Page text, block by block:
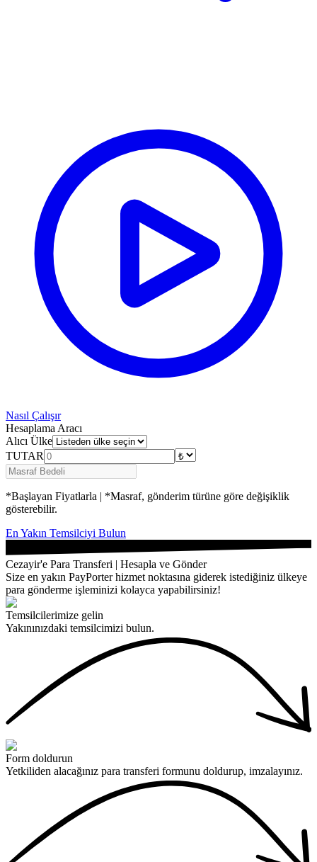
Nasıl Çalışır
Hesaplama Aracı
Alıcı Ülke
TUTAR
*Başlayan Fiyatlarla | *Masraf, gönderim türüne göre değişiklik
gösterebilir.
En Yakın Temsilciyi Bulun
Cezayir'e Para Transferi | Hesapla ve Gönder
Size en yakın PayPorter hizmet noktasına giderek istediğiniz ülkeye
para gönderme işleminizi kolayca yapabilirsiniz!
Temsilcilerimize gelin
Yakınınızdaki temsilcimizi bulun.
Form doldurun
Yetkiliden alacağınız para transferi formunu doldurup, imzalayınız.